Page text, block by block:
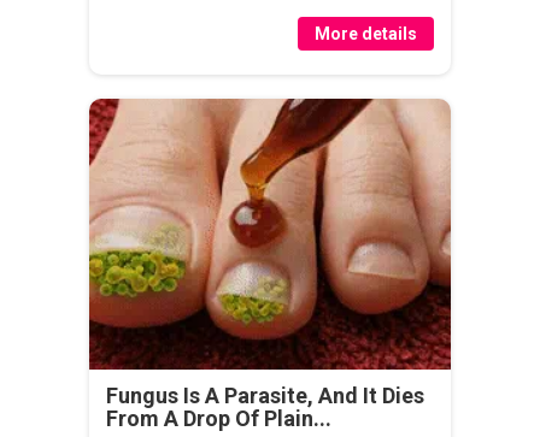
More details
Fungus Is A Parasite, And It Dies
From A Drop Of Plain...